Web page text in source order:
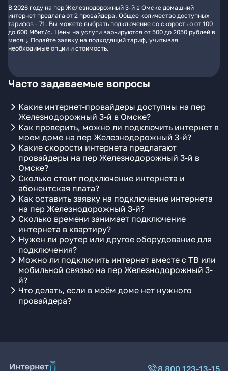
В 2026 году на пер Железнодорожный 3-й в Омске домашний
интернет предлагают 2 провайдера. Общее количество доступных
тарифов - 71. Вы можете выбрать подключение со скоростью от 100
до 600 Мбит/с. Цены на услуги варьируются от 500 до 2050 рублей в
месяц. Подайте заявку на подходящий тариф, учитывая
необходимые опции и стоимость.
Часто задаваемые вопросы
Какие интернет-провайдеры доступны на пер
Железнодорожный 3-й в Омске?
Как проверить, можно ли подключить интернет в
моем доме на пер Железнодорожный 3-й?
Какие скорости интернета предлагают
провайдеры на пер Железнодорожный 3-й в
Омске?
Сколько стоит подключение интернета и
абонентская плата?
Как оставить заявку на подключение интернета
на пер Железнодорожный 3-й?
Сколько времени занимает подключение
интернета в квартиру?
Нужен ли роутер или другое оборудование для
подключения?
Можно ли подключить интернет вместе с ТВ или
мобильной связью на пер Железнодорожный 3-
й?
Что делать, если в моём доме нет нужного
провайдера?
8 800 123-13-15